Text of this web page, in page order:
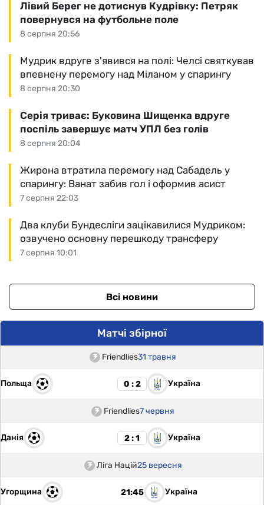
8 серпня 20:56
Лівий Берег не дотиснув Кудрівку: Петряк
повернувся на футбольне поле
8 серпня 20:30
Мудрик вдруге з'явився на полі: Челсі святкував
впевнену перемогу над Міланом у спарингу
8 серпня 20:04
Серія триває: Буковина Шищенка вдруге
поспіль завершує матч УПЛ без голів
7 серпня 22:03
Жирона втратила перемогу над Сабадель у
спарингу: Ванат забив гол і оформив асист
7 серпня 10:01
Два клуби Бундесліги зацікавилися Мудриком:
озвучено основну перешкоду трансферу
Всі новини
Матчі збірної
Friendlies31 травня
Польща 0 : 2 Україна
Friendlies7 червня
Данія 2 : 1 Україна
Ліга Націй25 вересня
Угорщина 21:45 Україна